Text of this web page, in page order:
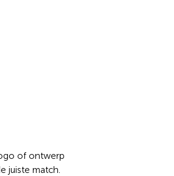
of ontwerp
juiste match.